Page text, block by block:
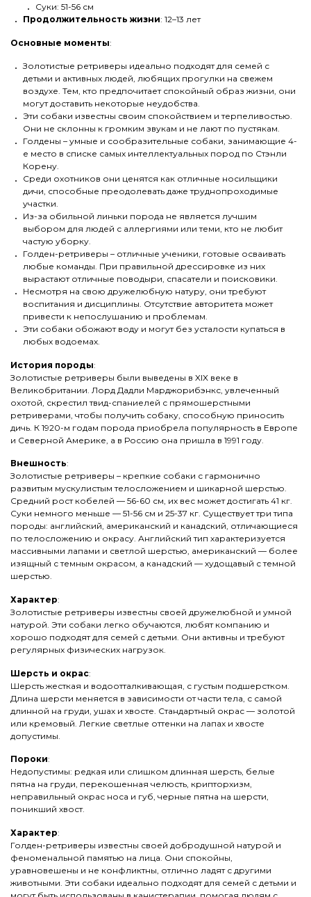
Суки: 51-56 см
Продолжительность жизни: 12–13 лет
Основные моменты:
Золотистые ретриверы идеально подходят для семей с
детьми и активных людей, любящих прогулки на свежем
воздухе. Тем, кто предпочитает спокойный образ жизни, они
могут доставить некоторые неудобства.
Эти собаки известны своим спокойствием и терпеливостью.
Они не склонны к громким звукам и не лают по пустякам.
Голдены – умные и сообразительные собаки, занимающие 4-
е место в списке самых интеллектуальных пород по Стэнли
Корену.
Среди охотников они ценятся как отличные носильщики
дичи, способные преодолевать даже труднопроходимые
участки.
Из-за обильной линьки порода не является лучшим
выбором для людей с аллергиями или теми, кто не любит
частую уборку.
Голден-ретриверы – отличные ученики, готовые осваивать
любые команды. При правильной дрессировке из них
вырастают отличные поводыри, спасатели и поисковики.
Несмотря на свою дружелюбную натуру, они требуют
воспитания и дисциплины. Отсутствие авторитета может
привести к непослушанию и проблемам.
Эти собаки обожают воду и могут без усталости купаться в
любых водоемах.
История породы:
Золотистые ретриверы были выведены в XIX веке в
Великобритании. Лорд Дадли Марджорибэнкс, увлеченный
охотой, скрестил твид-спаниелей с прямошерстными
ретриверами, чтобы получить собаку, способную приносить
дичь. К 1920-м годам порода приобрела популярность в Европе
и Северной Америке, а в Россию она пришла в 1991 году.
Внешность:
Золотистые ретриверы – крепкие собаки с гармонично
развитым мускулистым телосложением и шикарной шерстью.
Средний рост кобелей — 56-60 см, их вес может достигать 41 кг.
Суки немного меньше — 51-56 см и 25-37 кг. Существует три типа
породы: английский, американский и канадский, отличающиеся
по телосложению и окрасу. Английский тип характеризуется
массивными лапами и светлой шерстью, американский — более
изящный с темным окрасом, а канадский — худощавый с темной
шерстью.
Характер:
Золотистые ретриверы известны своей дружелюбной и умной
натурой. Эти собаки легко обучаются, любят компанию и
хорошо подходят для семей с детьми. Они активны и требуют
регулярных физических нагрузок.
Шерсть и окрас:
Шерсть жесткая и водоотталкивающая, с густым подшерстком.
Длина шерсти меняется в зависимости от части тела, с самой
длинной на груди, ушах и хвосте. Стандартный окрас — золотой
или кремовый. Легкие светлые оттенки на лапах и хвосте
допустимы.
Пороки:
Недопустимы: редкая или слишком длинная шерсть, белые
пятна на груди, перекошенная челюсть, крипторхизм,
неправильный окрас носа и губ, черные пятна на шерсти,
поникший хвост.
Характер:
Голден-ретриверы известны своей добродушной натурой и
феноменальной памятью на лица. Они спокойны,
уравновешены и не конфликтны, отлично ладят с другими
животными. Эти собаки идеально подходят для семей с детьми и